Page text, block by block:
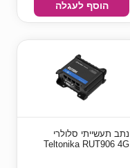
הוסף לעגלה
נתב תעשייתי סלולרי
Teltonika RUT906 4G